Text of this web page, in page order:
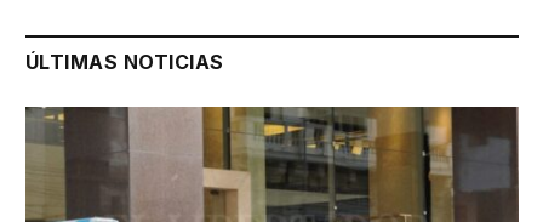
ÚLTIMAS NOTICIAS